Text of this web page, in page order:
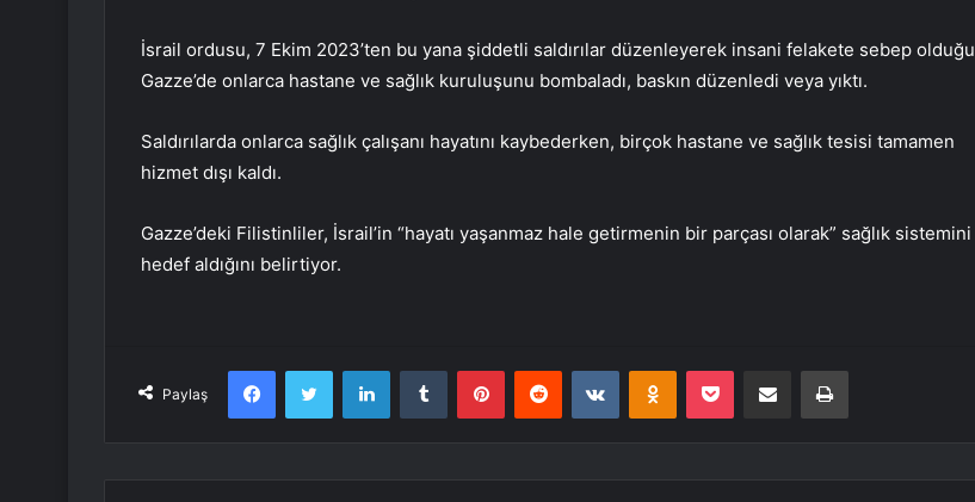
İsrail ordusu, 7 Ekim 2023’ten bu yana şiddetli saldırılar düzenleyerek insani felakete sebep olduğu
Gazze’de onlarca hastane ve sağlık kuruluşunu bombaladı, baskın düzenledi veya yıktı.
Saldırılarda onlarca sağlık çalışanı hayatını kaybederken, birçok hastane ve sağlık tesisi tamamen
hizmet dışı kaldı.
Gazze’deki Filistinliler, İsrail’in “hayatı yaşanmaz hale getirmenin bir parçası olarak” sağlık sistemini
hedef aldığını belirtiyor.
Paylaş
FacebookTwitter LinkedInTumblr PinterestReddit VKontakteOdnoklassniki
Pocket E-Posta ile paylaş Yazdır